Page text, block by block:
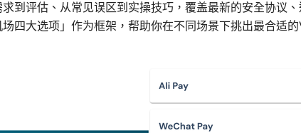
到评估、从常见误区到实操技巧，覆盖最新的安全协议
四大选项」作为框架，帮助你在不同场景下挑出最合适的